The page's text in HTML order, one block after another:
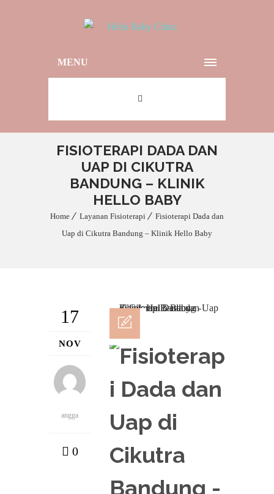
MENU
FISIOTERAPI DADA DAN
UAP DI CIKUTRA
BANDUNG – KLINIK
HELLO BABY
Home Layanan Fisioterapi
Fisioterapi Dada dan
Uap di Cikutra Bandung – Klinik Hello Baby
17
NOV
angga
0